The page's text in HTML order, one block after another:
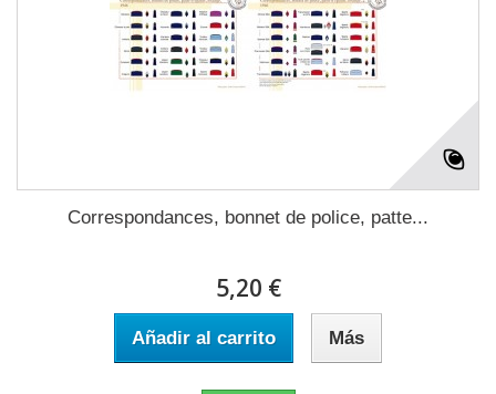
Correspondances, bonnet de police, patte...
5,20 €
Añadir al carrito Más